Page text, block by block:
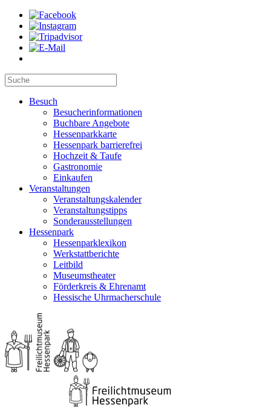
Besuch
Besucherinformationen
Buchbare Angebote
Hessenparkkarte
Hessenpark barrierefrei
Hochzeit & Taufe
Gastronomie
Einkaufen
Veranstaltungen
Veranstaltungskalender
Veranstaltungstipps
Sonderausstellungen
Hessenpark
Hessenparklexikon
Werkstattberichte
Leitbild
Museumstheater
Förderkreis & Ehrenamt
Hessische Uhrmacherschule